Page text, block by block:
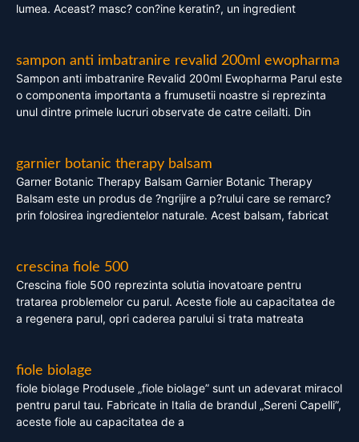
lumea. Aceast? masc? con?ine keratin?, un ingredient
sampon anti imbatranire revalid 200ml ewopharma
Sampon anti imbatranire Revalid 200ml Ewopharma Parul este
o componenta importanta a frumusetii noastre si reprezinta
unul dintre primele lucruri observate de catre ceilalti. Din
garnier botanic therapy balsam
Garner Botanic Therapy Balsam Garnier Botanic Therapy
Balsam este un produs de ?ngrijire a p?rului care se remarc?
prin folosirea ingredientelor naturale. Acest balsam, fabricat
crescina fiole 500
Crescina fiole 500 reprezinta solutia inovatoare pentru
tratarea problemelor cu parul. Aceste fiole au capacitatea de
a regenera parul, opri caderea parului si trata matreata
fiole biolage
fiole biolage Produsele „fiole biolage” sunt un adevarat miracol
pentru parul tau. Fabricate in Italia de brandul „Sereni Capelli”,
aceste fiole au capacitatea de a